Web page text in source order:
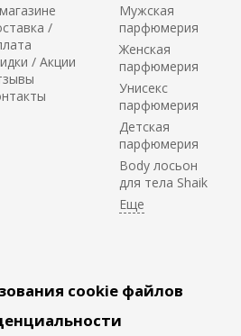
/
/ Акции
Мужская
парфюмерия
Женская
парфюмерия
Унисекс
парфюмерия
Детская
парфюмерия
Body лосьон
для тела Shaik
cookie файлов